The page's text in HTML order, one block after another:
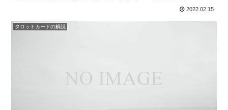
2022.02.15
タロットカードの解説